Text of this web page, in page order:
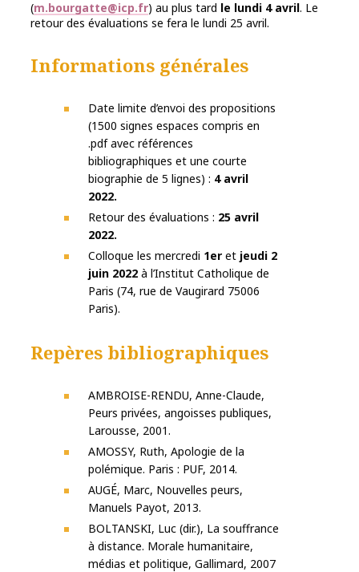
(m.bourgatte@icp.fr) au plus tard le lundi 4 avril. Le
retour des évaluations se fera le lundi 25 avril.
Informations générales
Date limite d’envoi des propositions
(1500 signes espaces compris en
.pdf avec références
bibliographiques et une courte
biographie de 5 lignes) : 4 avril
2022.
Retour des évaluations : 25 avril
2022.
Colloque les mercredi 1er et jeudi 2
juin 2022 à l’Institut Catholique de
Paris (74, rue de Vaugirard 75006
Paris).
Repères bibliographiques
AMBROISE-RENDU, Anne-Claude,
Peurs privées, angoisses publiques,
Larousse, 2001.
AMOSSY, Ruth, Apologie de la
polémique. Paris : PUF, 2014.
AUGÉ, Marc, Nouvelles peurs,
Manuels Payot, 2013.
BOLTANSKI, Luc (dir.), La souffrance
à distance. Morale humanitaire,
médias et politique, Gallimard, 2007